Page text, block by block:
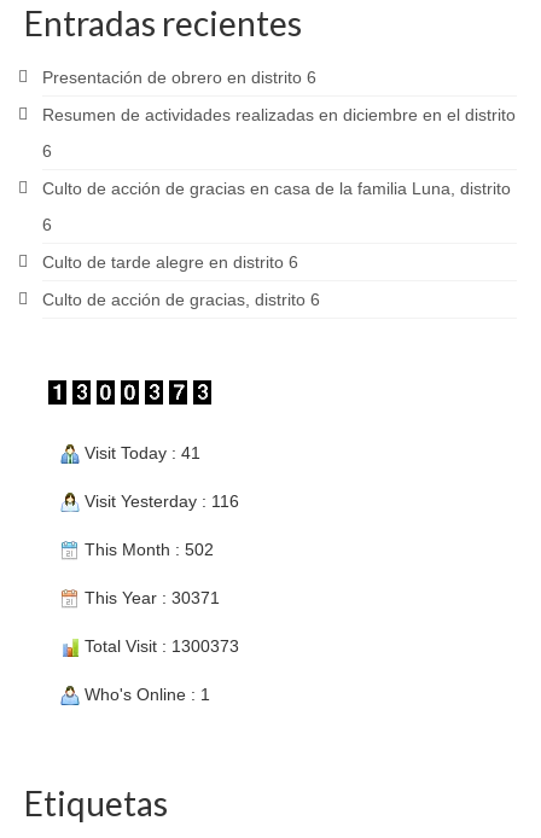
Entradas recientes
Presentación de obrero en distrito 6
Resumen de actividades realizadas en diciembre en el distrito
6
Culto de acción de gracias en casa de la familia Luna, distrito
6
Culto de tarde alegre en distrito 6
Culto de acción de gracias, distrito 6
Visit Today : 41
Visit Yesterday : 116
This Month : 502
This Year : 30371
Total Visit : 1300373
Who's Online : 1
Etiquetas